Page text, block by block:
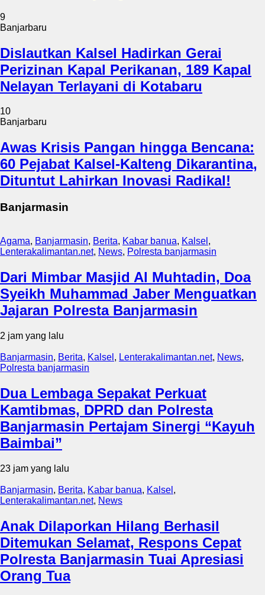
9
Banjarbaru
Dislautkan Kalsel Hadirkan Gerai
Perizinan Kapal Perikanan, 189 Kapal
Nelayan Terlayani di Kotabaru
10
Banjarbaru
Awas Krisis Pangan hingga Bencana:
60 Pejabat Kalsel-Kalteng Dikarantina,
Dituntut Lahirkan Inovasi Radikal!
Banjarmasin
Agama, Banjarmasin, Berita, Kabar banua, Kalsel ,
Lenterakalimantan.net, News, Polresta banjarmasin
Dari Mimbar Masjid Al Muhtadin, Doa
Syeikh Muhammad Jaber Menguatkan
Jajaran Polresta Banjarmasin
2 jam yang lalu
Banjarmasin, Berita, Kalsel , Lenterakalimantan.net, News,
Polresta banjarmasin
Dua Lembaga Sepakat Perkuat
Kamtibmas, DPRD dan Polresta
Banjarmasin Pertajam Sinergi “Kayuh
Baimbai”
23 jam yang lalu
Banjarmasin, Berita, Kabar banua, Kalsel ,
Lenterakalimantan.net, News
Anak Dilaporkan Hilang Berhasil
Ditemukan Selamat, Respons Cepat
Polresta Banjarmasin Tuai Apresiasi
Orang Tua